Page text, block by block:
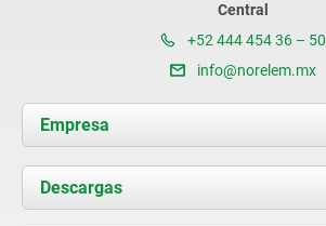
Central
+52 444 454 36 – 50
info@norelem.mx
Empresa
Acerca de nosotros
Novedades
Descargas